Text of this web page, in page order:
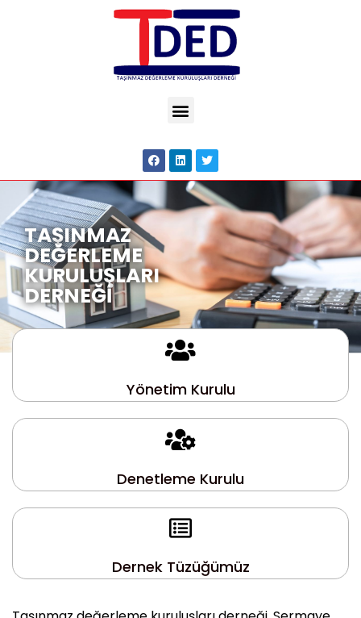
TAŞINMAZ
DEĞERLEME
KURULUŞLARI
DERNEĞİ
Yönetim Kurulu
Denetleme Kurulu
Dernek Tüzüğümüz